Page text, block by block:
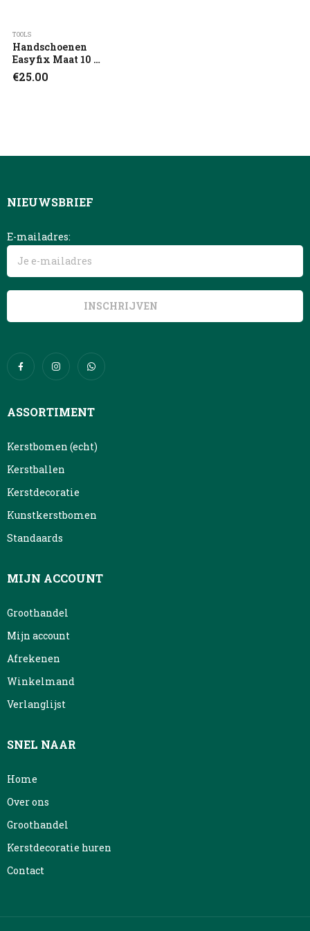
TOOLS
Handschoenen
Easyfix Maat 10 –
10 Stuks
€25.00
NIEUWSBRIEF
E-mailadres:
ASSORTIMENT
Kerstbomen (echt)
Kerstballen
Kerstdecoratie
Kunstkerstbomen
Standaards
MIJN ACCOUNT
Groothandel
Mijn account
Afrekenen
Winkelmand
Verlanglijst
SNEL NAAR
Home
Over ons
Groothandel
Kerstdecoratie huren
Contact